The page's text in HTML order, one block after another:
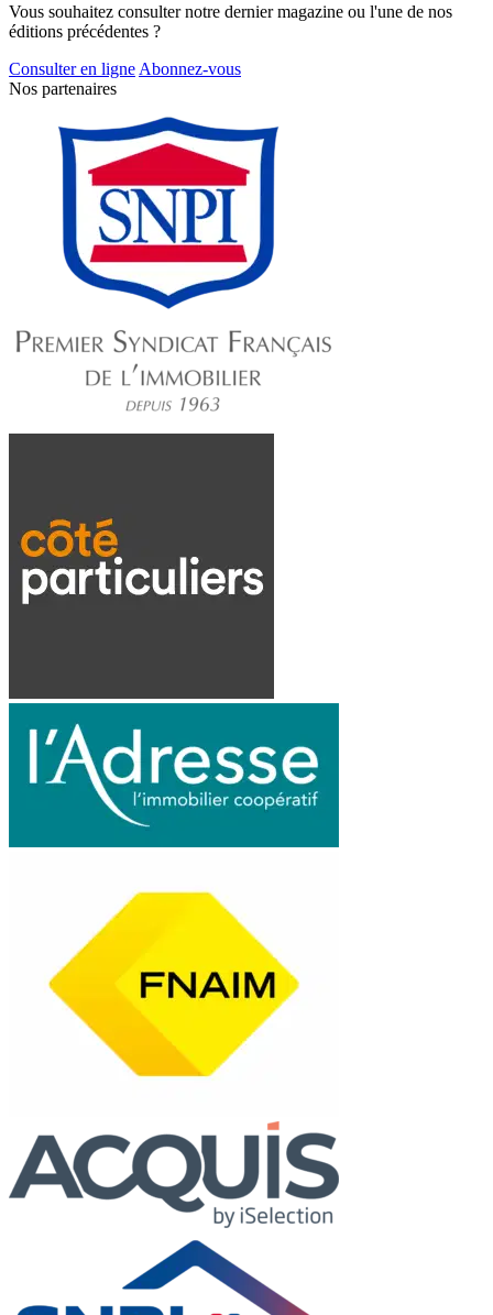
Vous souhaitez consulter notre dernier magazine ou l'une de nos
éditions précédentes ?
Consulter en ligne Abonnez-vous
Nos partenaires